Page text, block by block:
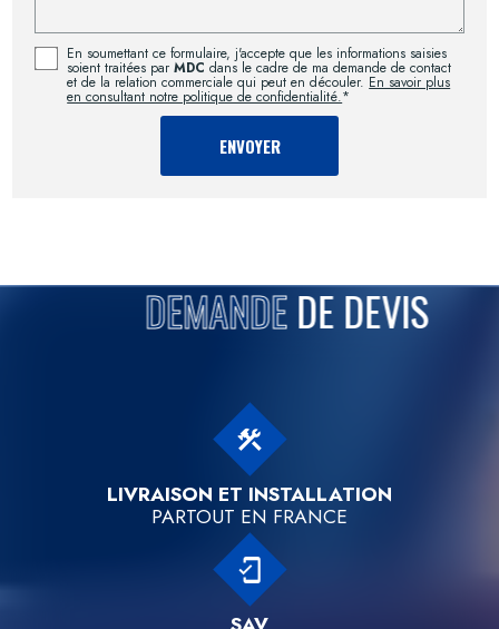
En soumettant ce formulaire, j'accepte que les informations saisies
soient traitées parMDC dans le cadre de ma demande de contact
et de la relation commerciale qui peut en découler. En savoir plus
en consultant notre politique de confidentialité.*
DEMANDEDE DEVIS
construction
LIVRAISON ET INSTALLATION
PARTOUT EN FRANCE
mobile_friendly